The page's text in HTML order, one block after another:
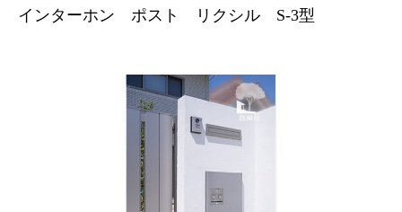
インターホン ポスト リクシル S-3型